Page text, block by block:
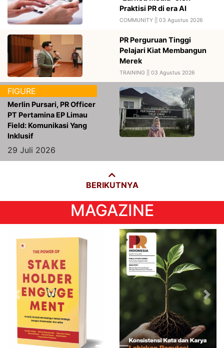
Merek
TRAINING || 03 Agustus 2026
FIGURE
Merlin Pursari, PR Officer
PT Pertamina EP Limau
Field: Komunikasi Yang
Inklusif
29 Juli 2026
BERIKUTNYA
INFOGRAPHIC